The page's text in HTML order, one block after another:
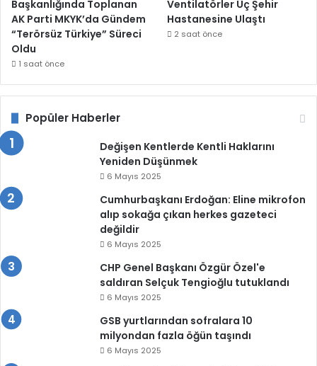
Başkanlığında Toplanan
AK Parti MKYK’da Gündem
“Terörsüz Türkiye” Süreci
Oldu
1 saat önce
Ventilatörler Üç Şehir
Hastanesine Ulaştı
2 saat önce
Popüler Haberler
Değişen Kentlerde Kentli Haklarını
Yeniden Düşünmek
6 Mayıs 2025
Cumhurbaşkanı Erdoğan: Eline mikrofon
alıp sokağa çıkan herkes gazeteci
değildir
6 Mayıs 2025
CHP Genel Başkanı Özgür Özel'e
saldıran Selçuk Tengioğlu tutuklandı
6 Mayıs 2025
GSB yurtlarından sofralara 10
milyondan fazla öğün taşındı
6 Mayıs 2025